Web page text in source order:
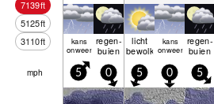
7139ft
5125ft
3110ft kans
onweer
regen­
buien
licht
bewolkt
kans
onweer
regen­
buien
mph 5 0 5 0 5